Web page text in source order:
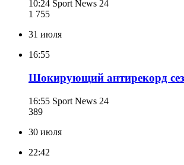
10:24 Sport News 24
1 755
31 июля
16:55
Шокирующий антирекорд
16:55 Sport News 24
389
30 июля
22:42